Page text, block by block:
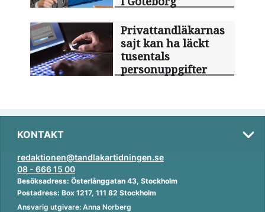
Privattandläkarnas
sajt kan ha läckt
tusentals
personuppgifter
KONTAKT
redaktionen@tandlakartidningen.se
08 - 666 15 00
Besöksadress: Österlånggatan 43, Stockholm
Postadress: Box 1217, 111 82 Stockholm
Ansvarig utgivare: Anna Norberg